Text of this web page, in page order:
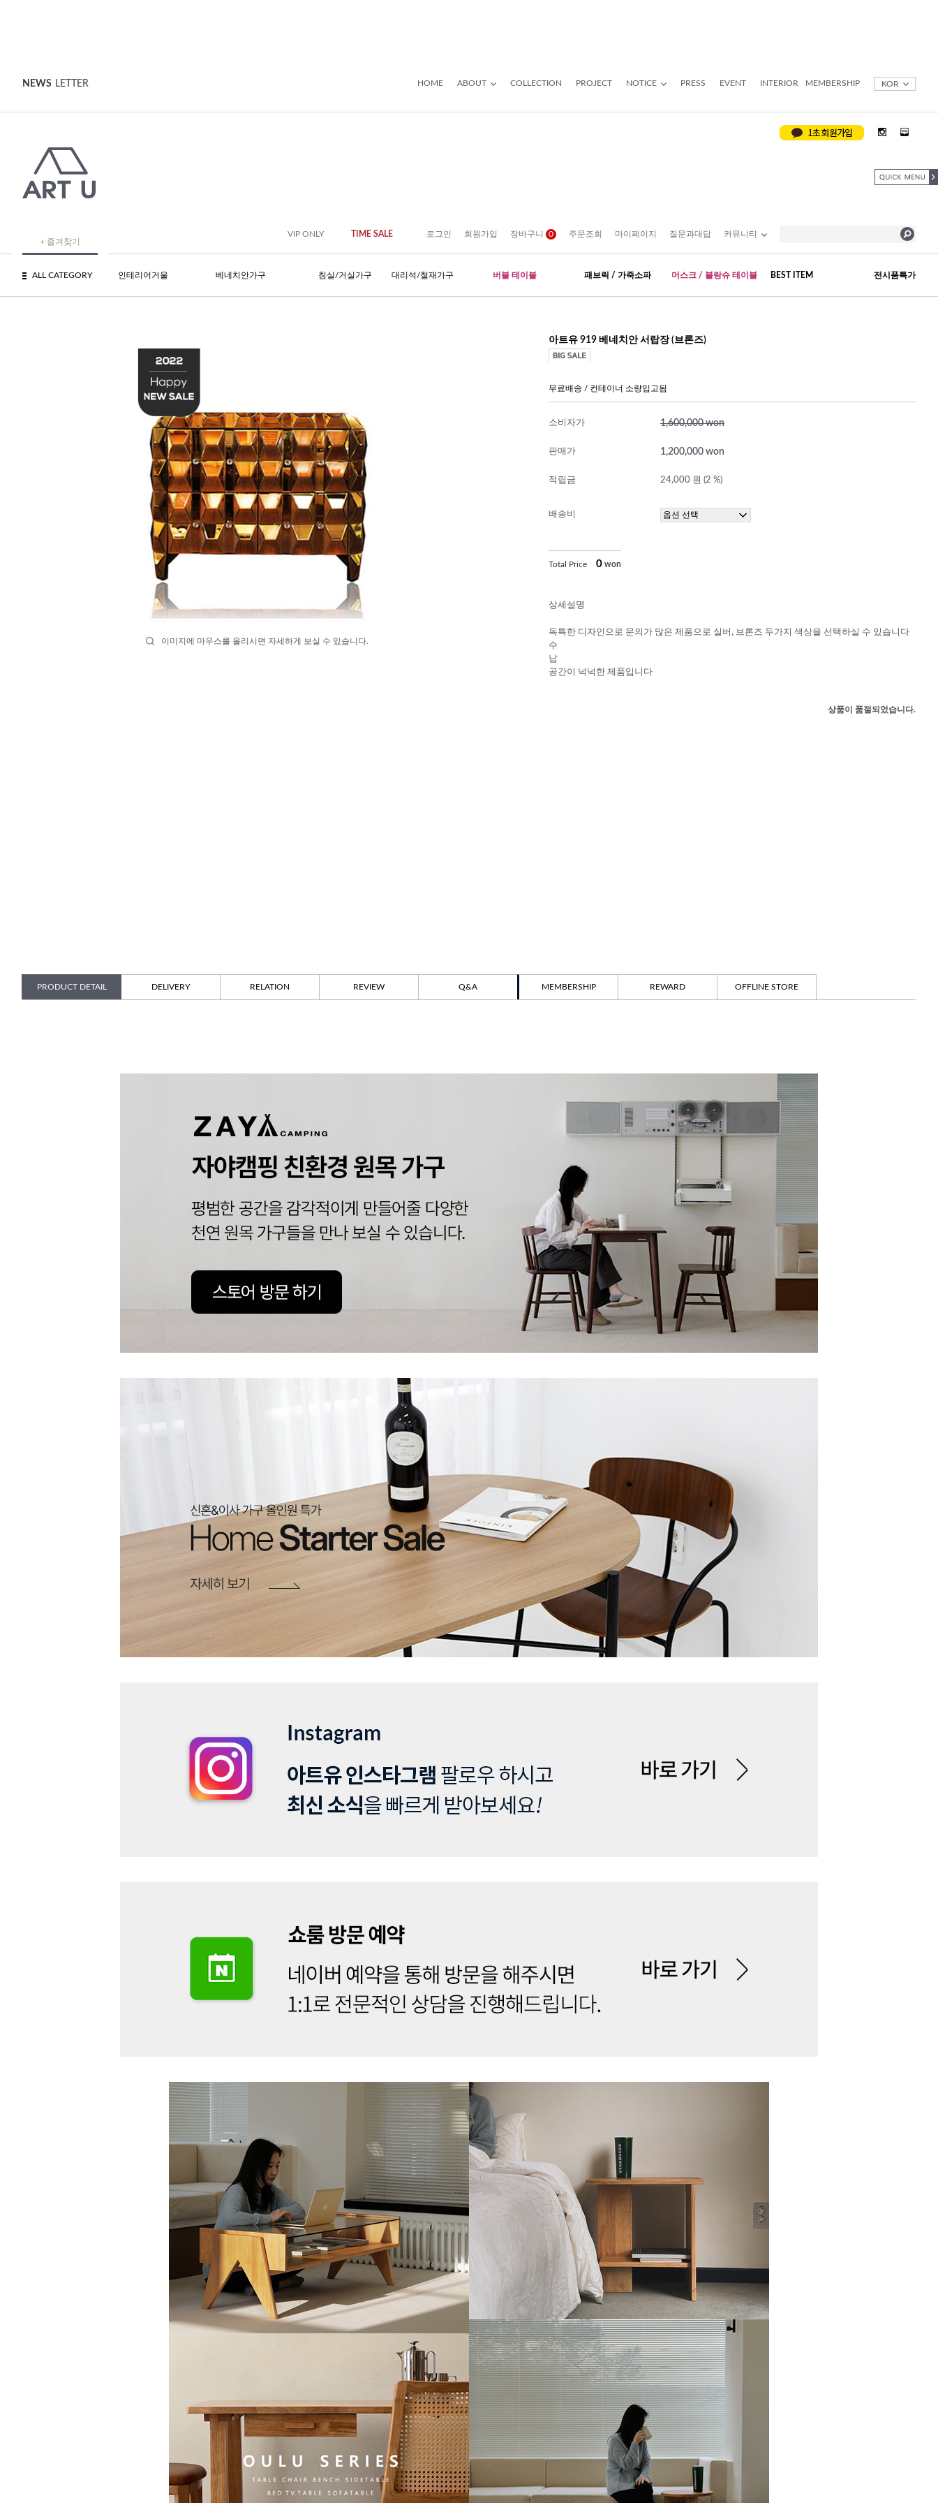
NEWS LETTER HOME ABOUT COLLECTION PROJECT NOTICE PRESS EVENT INTERIOR MEMBERSHIP KOR
+ 즐겨찾기
VIP ONLY TIME SALE 로그인 회원가입 장바구니 0 주문조회 마이페이지 질문과대답 커뮤니티
ALL CATEGORY 인테리어거울 베네치안가구 침실/거실가구 대리석/철재가구 버블 테이블 패브릭 / 가죽소파 머스크 / 블랑슈 테이블 BEST ITEM 전시품특가
이미지에 마우스를 올리시면 자세하게 보실 수 있습니다.
아트유 919 베네치안 서랍장 (브론즈)
무료배송 / 컨테이너 소량입고됨
소비자가 1,600,000 won
판매가 1,200,000 won
적립금 24,000 원 (2 %)
배송비
Total Price 0 won
상세설명
독특한 디자인으로 문의가 많은 제품으로 실버, 브론즈 두가지 색상을 선택하실 수 있습니다
수
납
공간이 넉넉한 제품입니다
상품이 품절되었습니다.
PRODUCT DETAIL DELIVERY RELATION REVIEW Q&A MEMBERSHIP REWARD OFFLINE STORE